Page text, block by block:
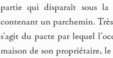
partie qui disparaît sous
contenant un parchemin.
s’agit du pacte par lequel
maison de son propriétaire,